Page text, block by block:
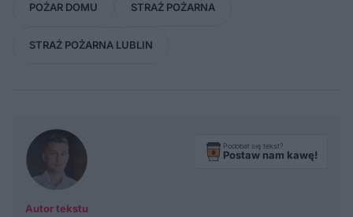
POŻAR DOMU STRAŻ POŻARNA
STRAŻ POŻARNA LUBLIN
Autor tekstu
Podobał się tekst?
Postaw nam kawę!